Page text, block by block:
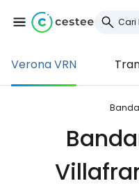
Verona VRN
Masuk
... komunitas